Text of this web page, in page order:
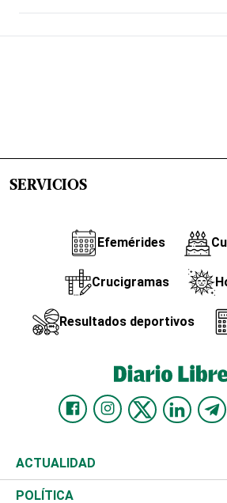
SERVICIOS
Efemérides
Crucigramas
Resultados deportivos
ACTUALIDAD
Nacional
POLÍTICA